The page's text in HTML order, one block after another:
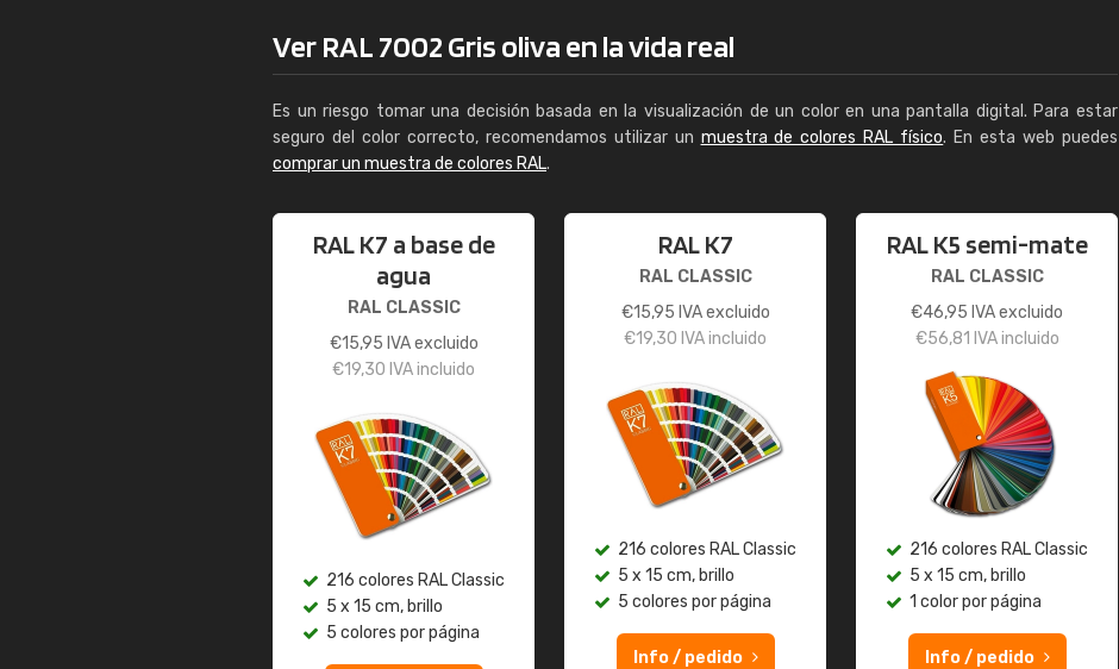
Ver RAL 7002 Gris oliva en la vida real
Es un riesgo tomar una decisión basada en la visualización de un color en una pantalla digital. Para estar
seguro del color correcto, recomendamos utilizar un muestra de colores RAL físico. En esta web puedes
comprar un muestra de colores RAL.
RAL K7 a base de
agua
RAL CLASSIC
€15,95 IVA excluido
€19,30 IVA incluido
216 colores RAL Classic
5 x 15 cm, brillo
5 colores por página
RAL K7
RAL CLASSIC
€15,95 IVA excluido
€19,30 IVA incluido
216 colores RAL Classic
5 x 15 cm, brillo
5 colores por página
Info / pedido
RAL K5 semi-mate
RAL CLASSIC
€46,95 IVA excluido
€56,81 IVA incluido
216 colores RAL Classic
5 x 15 cm, brillo
1 color por página
Info / pedido